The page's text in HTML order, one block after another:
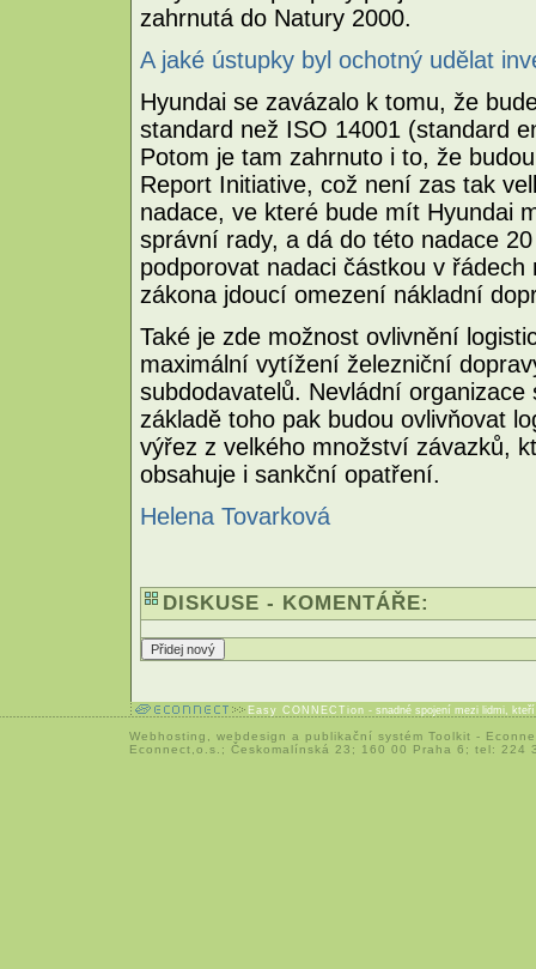
zahrnutá do Natury 2000.
A jaké ústupky byl ochotný udělat
Hyundai se zavázalo k tomu, že
standard než ISO 14001 (standard
Potom je tam zahrnuto i to, že
Report Initiative, což není zas tak
nadace, ve které bude mít Hyundai
správní rady, a dá do této nadace
podporovat nadaci částkou v
zákona jdoucí omezení nákladní
Také je zde možnost ovlivnění
maximální vytížení železniční
subdodavatelů. Nevládní
základě toho pak budou ovlivňovat
výřez z velkého množství závazků,
obsahuje i sankční opatření.
Helena Tovarková
DISKUSE - KOMENTÁŘE:
Easy CONNECTion - snadné spojení mezi lidmi,
Webhosting webdesign a publikační systém Toolkit -
Econnect,o.s.; Českomalínská 23; 160 00 Praha 6; tel: 224